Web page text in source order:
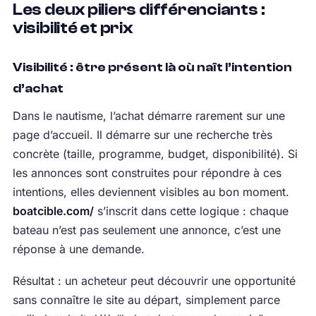
Les deux piliers différenciants :
visibilité et prix
Visibilité : être présent là où naît l’intention
d’achat
Dans le nautisme, l’achat démarre rarement sur une
page d’accueil. Il démarre sur une recherche très
concrète (taille, programme, budget, disponibilité). Si
les annonces sont construites pour répondre à ces
intentions, elles deviennent visibles au bon moment.
boatcible.com/s’inscrit dans cette logique : chaque
bateau n’est pas seulement une annonce, c’est une
réponse à une demande.
Résultat : un acheteur peut découvrir une opportunité
sans connaître le site au départ, simplement parce